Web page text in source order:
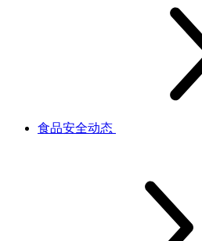
食品安全动态